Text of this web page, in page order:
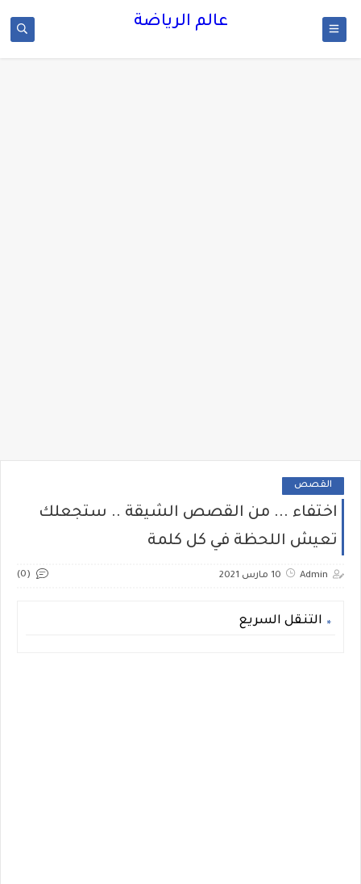
عالم الرياضة
القصص
اختفاء ... من القصص الشيقة .. ستجعلك
تعيش اللحظة في كل كلمة
Admin 10 مارس 2021 (0)
التنقل السريع